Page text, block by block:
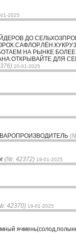
2025
ДО
НА РЫНКЕ
ДЛЯ
20-01-2025
(№: 42372) 19-01-2025
42370) 19-01-2025